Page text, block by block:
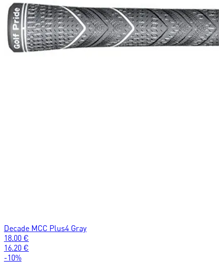
Decade MCC Plus4 Gray
18.00 €
16.20 €
-10%